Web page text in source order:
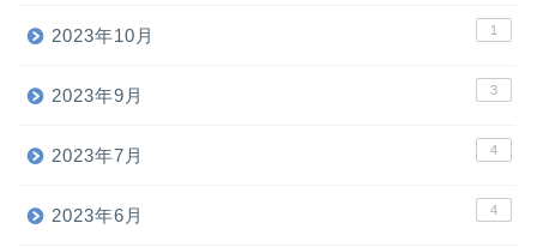
2023年10月 1
2023年9月 3
2023年7月 4
2023年6月 4